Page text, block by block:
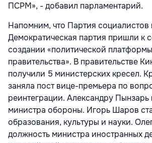
ПСРМ», - добавил парламентарий.
Напомним, что Партия социалистов
Демократическая партия пришли к
создании «политической
правительства». В правительстве
получили 5 министерских кресел.
заняла пост вице-премьера по
реинтеграции. Александру Пынзарь
министра обороны. Игорь Шаров
образования, культуры и науки.
должность министра иностранных